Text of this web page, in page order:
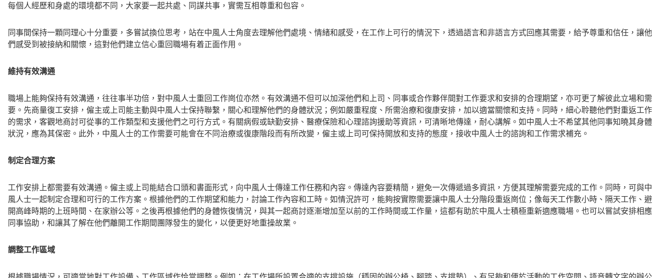
每個人經歷和身處的環境都不同，大家要一起共處、同謀共事，實需互相尊重和包容。
同事間保持一顆同理心十分重要，多嘗試換位思考，站在中風人士角度去理解他們處境、情緒和感受，在工作上可行的情況下，透過語言和非語言方式回應其需要，給予尊重和信任，讓他
們感受到被接納和關懷，這對他們建立信心重回職場有着正面作用。
維持有效溝通
職場上能夠保持有效溝通，往往事半功倍，對中風人士重回工作崗位亦然。有效溝通不但可以加深他們和上司、同事或合作夥伴間對工作要求和安排的合理期望，亦可更了解彼此立場和需
要。先商量復工安排，僱主或上司能主動與中風人士保持聯繫，關心和理解他們的身體狀況；例如嚴重程度、所需治療和復康安排，加以適當關懷和支持。同時，細心聆聽他們對重返工作
的需求，客觀地商討可從事的工作類型和支援他們之可行方式。有關病假或缺勤安排、醫療保險和心理諮詢援助等資訊，可清晰地傳達，耐心講解。如中風人士不希望其他同事知曉其身體
狀況，應為其保密。此外，中風人士的工作需要可能會在不同治療或復康階段而有所改變，僱主或上司可保持開放和支持的態度，接收中風人士的諮詢和工作需求補充。
制定合理方案
工作安排上都需要有效溝通。僱主或上司能結合口頭和書面形式，向中風人士傳達工作任務和內容。傳達內容要精簡，避免一次傳遞過多資訊，方便其理解需要完成的工作。同時，可與中
風人士一起制定合理和可行的工作方案。根據他們的工作期望和能力，討論工作內容和工時。如情況許可，能夠按實際需要讓中風人士分階段重返崗位；像每天工作數小時、隔天工作、避
開高峰時期的上班時間、在家辦公等。之後再根據他們的身體恢復情況，與其一起商討逐漸增加至以前的工作時間或工作量，這都有助於中風人士積極重新適應職場。也可以嘗試安排相應
同事協助，和讓其了解在他們離開工作期間團隊發生的變化，以便更好地重操故業。
調整工作區域